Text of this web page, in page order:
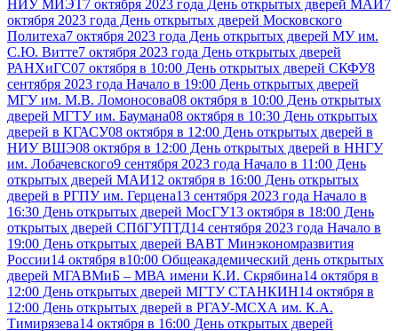
НИУ МИЭТ7 октября 2023 года День открытых дверей МАИ7
октября 2023 года День открытых дверей Московского
Политеха7 октября 2023 года День открытых дверей МУ им.
С.Ю. Витте7 октября 2023 года День открытых дверей
РАНХиГС07 октября в 10:00 День открытых дверей СКФУ8
сентября 2023 года Начало в 19:00 День открытых дверей
МГУ им. М.В. Ломоносова08 октября в 10:00 День открытых
дверей МГТУ им. Баумана08 октября в 10:30 День открытых
дверей в КГАСУ08 октября в 12:00 День открытых дверей в
НИУ ВШЭ08 октября в 12:00 День открытых дверей в ННГУ
им. Лобачевского9 сентября 2023 года Начало в 11:00 День
открытых дверей МАИ12 октября в 16:00 День открытых
дверей в РГПУ им. Герцена13 сентября 2023 года Начало в
16:30 День открытых дверей МосГУ13 октября в 18:00 День
открытых дверей СПбГУПТД14 сентября 2023 года Начало в
19:00 День открытых дверей ВАВТ Минэкономразвития
России14 октября в10:00 Общеакадемический день открытых
дверей МГАВМиБ – МВА имени К.И. Скрябина14 октября в
12:00 День открытых дверей МГТУ СТАНКИН14 октября в
12:00 День открытых дверей в РГАУ-МСХА им. К.А.
Тимирязева14 октября в 16:00 День открытых дверей